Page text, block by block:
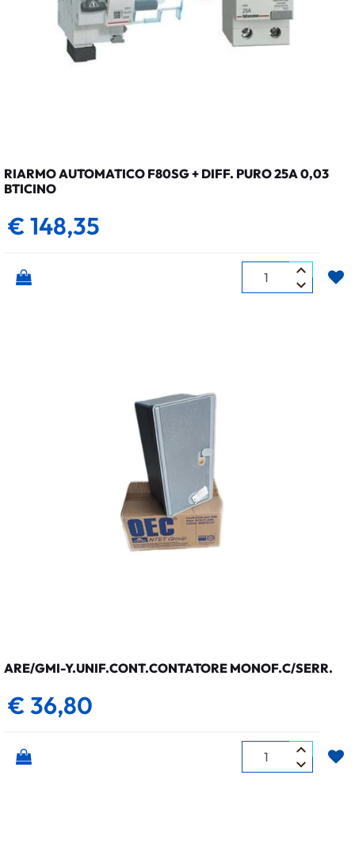
RIARMO AUTOMATICO F80SG + DIFF. PURO 25A 0,03
BTICINO
€ 148,35
Quantità
ARE/GMI-Y.UNIF.CONT.CONTATORE MONOF.C/SERR.
€ 36,80
Quantità